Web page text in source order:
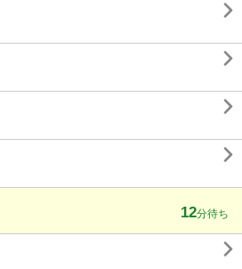




12分待ち
